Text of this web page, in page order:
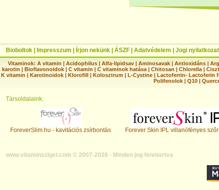
Bioboltok Impresszum Írjon nekünk ÁSZF Adatvédelem Jogi nyilatkozat
Vitaminok: A vitamin |Acidophilus |Alfa-lipidsav |Aminosavak |Antioxidáns |
karotin | Bioflavonoidok | C vitamin | C vitaminok hatása | Chitosan | Chlorella |
K vitamin | Karotinoidok | Klorofill | Kolosztrum | L-Cystine | Lactoferrin- Lactoferin
Polifenolok |Q10 |
Társoldalaink:
ForeverSlim.hu - kavitációs zsírbontás Forever Skin IPL villanófényes
www.vitaminsziget.com © 2007-2026 - Minden jog fenntartva